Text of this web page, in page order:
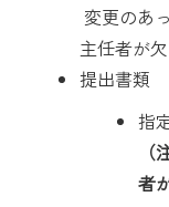
変更のあ
主任者が
提出書類
指
者